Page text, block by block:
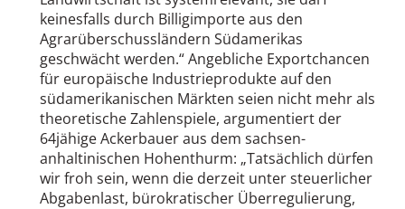
keinesfalls durch Billigimporte aus den
Agrarüberschussländern Südamerikas
geschwächt werden.“ Angebliche Exportchancen
für europäische Industrieprodukte auf den
südamerikanischen Märkten seien nicht mehr als
theoretische Zahlenspiele, argumentiert der
64jähige Ackerbauer aus dem sachsen-
anhaltinischen Hohenthurm: „Tatsächlich dürfen
wir froh sein, wenn die derzeit unter steuerlicher
Abgabenlast, bürokratischer Überregulierung,